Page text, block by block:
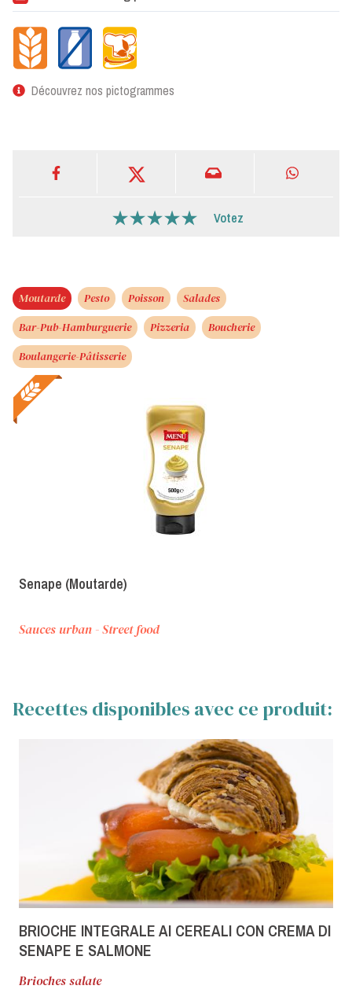
Découvrez nos pictogrammes
Votez
Moutarde Pesto Poisson
Salades
Bar-Pub-Hamburguerie
Pizzeria
Boucherie
Boulangerie-Pâtisserie
Senape (Moutarde)
Sauces urban - Street food
Recettes disponibles avec ce produit:
BRIOCHE INTEGRALE AI CEREALI CON CREMA DI
SENAPE E SALMONE
Brioches salate